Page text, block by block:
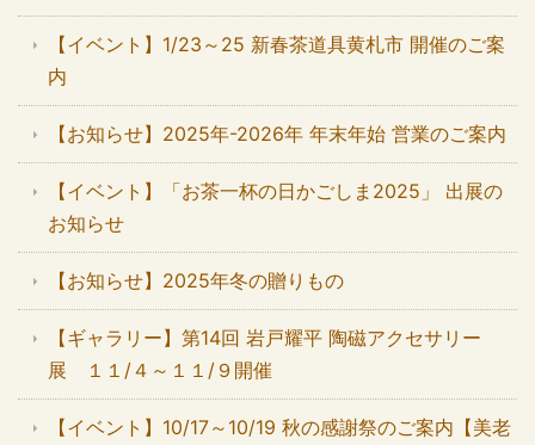
【イベント】1/23～25 新春茶道具黄札市 開催のご案
内
【お知らせ】2025年-2026年 年末年始 営業のご案内
【イベント】「お茶一杯の日かごしま2025」 出展の
お知らせ
【お知らせ】2025年冬の贈りもの
【ギャラリー】第14回 岩戸耀平 陶磁アクセサリー
展 １１/４～１１/９開催
【イベント】10/17～10/19 秋の感謝祭のご案内【美老